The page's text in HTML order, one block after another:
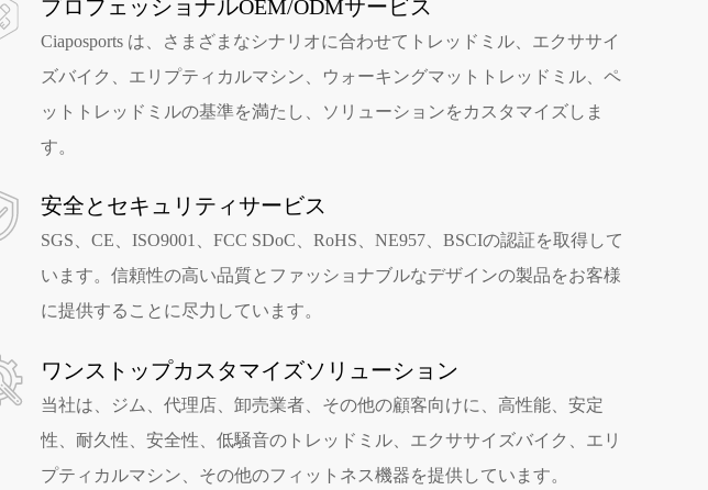
プロフェッショナルOEM/ODMサービス
Ciaposports は、さまざまなシナリオに合わせてトレッドミル、エクササイ
ズバイク、エリプティカルマシン、ウォーキングマットトレッドミル、ペ
ットトレッドミルの基準を満たし、ソリューションをカスタマイズしま
す。
安全とセキュリティサービス
SGS、CE、ISO9001、FCC SDoC、RoHS、NE957、BSCIの認証を取得して
います。信頼性の高い品質とファッショナブルなデザインの製品をお客様
に提供することに尽力しています。
ワンストップカスタマイズソリューション
当社は、ジム、代理店、卸売業者、その他の顧客向けに、高性能、安定
性、耐久性、安全性、低騒音のトレッドミル、エクササイズバイク、エリ
プティカルマシン、その他のフィットネス機器を提供しています。